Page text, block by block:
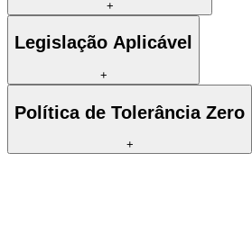
+
Legislação Aplicável
+
Política de Tolerância Zero
+